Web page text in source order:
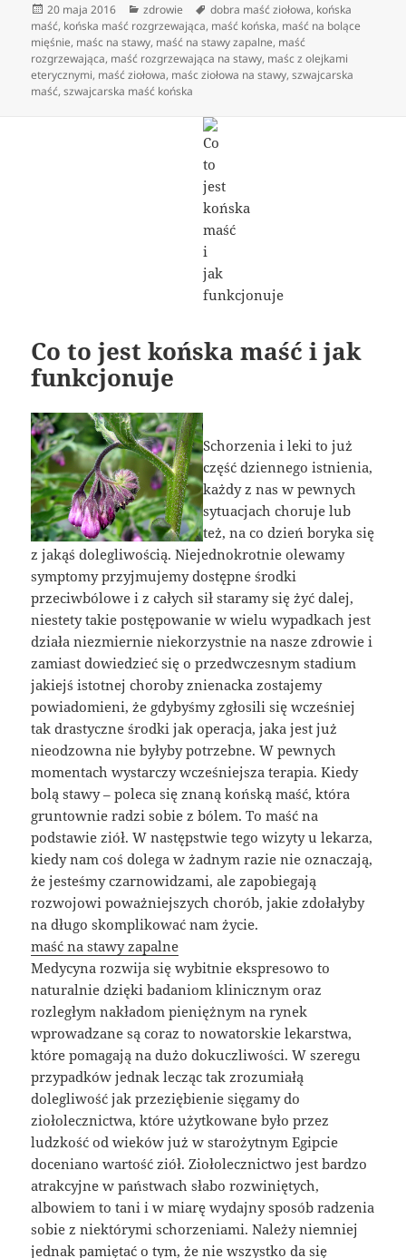
Data
publikacji
20 maja 2016 Kategorie
zdrowie Tagi
dobra maść ziołowa, końska
maść, końska maść rozgrzewająca, maść końska, maść na bolące
mięśnie, maśc na stawy, maść na stawy zapalne, maść
rozgrzewająca, maść rozgrzewająca na stawy, maśc z olejkami
eterycznymi, maść ziołowa, maśc ziołowa na stawy,szwajcarska
maść,szwajcarska maść końska
Co to jest końska maść i jak
funkcjonuje
Schorzenia i leki to już
część dziennego istnienia,
każdy z nas w pewnych
sytuacjach choruje lub
też, na co dzień boryka się
z jakąś dolegliwością. Niejednokrotnie olewamy
symptomy przyjmujemy dostępne środki
przeciwbólowe i z całych sił staramy się żyć dalej,
niestety takie postępowanie w wielu wypadkach jest
działa niezmiernie niekorzystnie na nasze zdrowie i
zamiast dowiedzieć się o przedwczesnym stadium
jakiejś istotnej choroby znienacka zostajemy
powiadomieni, że gdybyśmy zgłosili się wcześniej
tak drastyczne środki jak operacja, jaka jest już
nieodzowna nie byłyby potrzebne. W pewnych
momentach wystarczy wcześniejsza terapia. Kiedy
bolą stawy – poleca się znaną końską maść, która
gruntownie radzi sobie z bólem. To maść na
podstawie ziół. W następstwie tego wizyty u lekarza,
kiedy nam coś dolega w żadnym razie nie oznaczają,
że jesteśmy czarnowidzami, ale zapobiegają
rozwojowi poważniejszych chorób, jakie zdołałyby
na długo skomplikować nam życie.
maść na stawy zapalne
Medycyna rozwija się wybitnie ekspresowo to
naturalnie dzięki badaniom klinicznym oraz
rozległym nakładom pieniężnym na rynek
wprowadzane są coraz to nowatorskie lekarstwa,
które pomagają na dużo dokuczliwości. W szeregu
przypadków jednak lecząc tak zrozumiałą
dolegliwość jak przeziębienie sięgamy do
ziołolecznictwa, które użytkowane było przez
ludzkość od wieków już w starożytnym Egipcie
doceniano wartość ziół. Ziołolecznictwo jest bardzo
atrakcyjne w państwach słabo rozwiniętych,
albowiem to tani i w miarę wydajny sposób radzenia
sobie z niektórymi schorzeniami. Należy niemniej
jednak pamiętać o tym, że nie wszystko da się